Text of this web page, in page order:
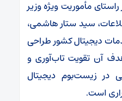
مأموریت ویژه وزیر
سید ستار هاشمی،
دیجیتال کشور طراحی
آن تقویت تاب‌آوری و
در زیست‌بوم دیجیتال
است.